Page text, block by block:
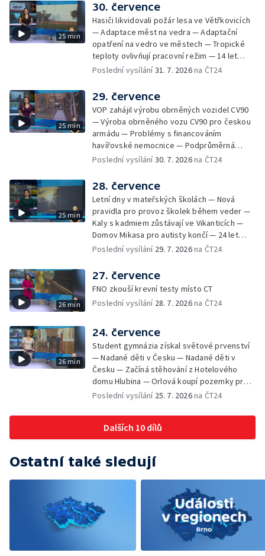
chladnější místa — Hasiči lokalizovali požár
lesa na Opavsku — Požáry zemědělské
techniky na Olomoucku — Dva roky od
požáru škol v Českém Těšíně — Výstava
Sladké vzpomínky Opavska
25 min
30. července
Hasiči likvidovali požár lesa ve Větřkovicích
— Adaptace měst na vedra — Adaptační
opatření na vedro ve městech — Tropické
teploty ovlivňují pracovní režim — 14 let
vězení za vraždu ženy ve Staříči/ —
— Podvodník připravil 17 lidí o 4 miliony —
DPO pořídí 70 nových elektrobusů — V
Olomouci přibude 20 elektrobusů —
Mistryně světa Kneblová zpět v Olomouci —
Mobilní kurníky pomáhají s kvalitou půdy —
Výběr ze sociálních sítí ČT — Nové varhany v
Rudě u Rýmařova
Poslední vysílání31. 7. 2026na ČT24
25 min
29. července
VOP zahájil výrobu obrněných vozidel CV90
— Výroba obrněného vozu CV90 pro českou
armádu — Problémy s financováním
havířovské nemocnice — Podprůměrná
návštěvnost koupališť v červenci — Do
Nedostatek krve v transfuzních stanicích —
Spor kvůli novému chodníku na Keprník —
Olomoucké shakespearovské léto
Poslední vysílání30. 7. 2026na ČT24
25 min
28. července
Letní dny v mateřských školách — Nová
pravidla pro provoz školek během veder —
Kaly s kadmiem zůstávají ve Vikanticích —
Domov Mikasa pro autisty končí — 24 let
vězení za zapálení ženy — Kybernetický
Gorol se chystá na festival — Nová
cyklostezka až na Slovensko — AI pomáhá
při endoskopii — Výběr ze sociálních sítí ČT
— Zemřela baletka Vlasta Pavelcová —
Jičíně
Poslední vysílání 29. 7. 2026na ČT24
26 min
27. července
FNO zkouší krevní testy místo CT
Poslední vysílání 28. 7. 2026na ČT24
26 min
24. července
Student gymnázia získal světové prvenství
— Nadané děti v Česku — Nadané děti v
Česku — Začíná stěhování z Hotelového
domu Hlubina — Orlová koupí pozemky pro
rodinné domy — Tatra Trucks na čínském
karase obecného — Obnova zeleně v
Komenského sadech — Přehled sociálních
sítí ČT — Dobrovolný vojenský výcvik
dvoraně Bredy
Poslední vysílání 25. 7. 2026na ČT24
Dalších 10 dílů
Ostatní také sledují